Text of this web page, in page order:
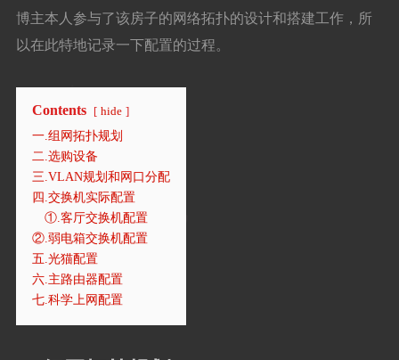
博主本人参与了该房子的网络拓扑的设计和搭建工作，所
以在此特地记录一下配置的过程。
Contents hide
一.组网拓扑规划
二.选购设备
三.VLAN规划和网口分配
四.交换机实际配置
①.客厅交换机配置
②.弱电箱交换机配置
五.光猫配置
六.主路由器配置
七.科学上网配置